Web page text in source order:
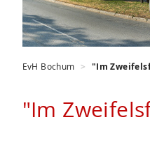
EvH Bochum "Im
"Im